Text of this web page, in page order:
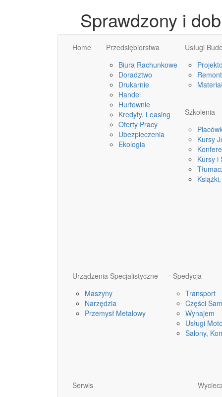
Sprawdzony i
Home
Przedsiębiorstwa
Biura Rachunkowe
Doradztwo
Drukarnie
Handel
Hurtownie
Kredyty, Leasing
Oferty Pracy
Ubezpieczenia
Ekologia
Usługi
Szkolenia
Kursy
Kursy i
Urządzenia Specjalistyczne
Maszyny
Narzędzia
Przemysł Metalowy
Spedycja
Transport
Części
Wynajem
Usługi
Salony,
Serwis